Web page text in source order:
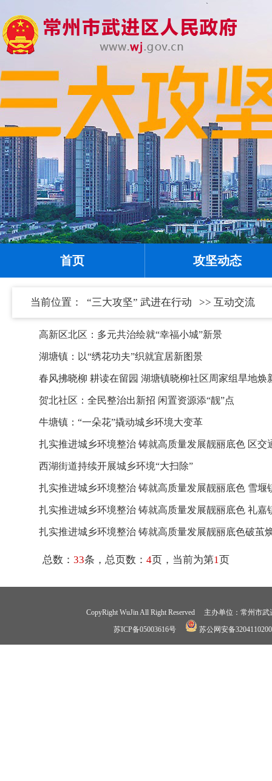
首页 攻坚动态
当前位置： “三大攻坚” 武进在行动 >> 互动交流
高新区北区：多元共治绘就“幸福小城”新景
湖塘镇：以“绣花功夫”织就宜居新图景
春风拂晓柳 耕读在留园 湖塘镇晓柳社区周家组旱地焕
贺北社区：全民整治出新招 闲置资源添“靓”点
牛塘镇：“一朵花”撬动城乡环境大变革
扎实推进城乡环境整治 铸就高质量发展靓丽底色 区
西湖街道持续开展城乡环境“大扫除”
扎实推进城乡环境整治 铸就高质量发展靓丽底色 雪堰
扎实推进城乡环境整治 铸就高质量发展靓丽底色 礼嘉
扎实推进城乡环境整治 铸就高质量发展靓丽底色破茧
总数： 33条，总页数： 4页，当前为第1页
CopyRight WuJin All Right Reserved 主办单位：常州
苏ICP备05003616号
苏公网安备